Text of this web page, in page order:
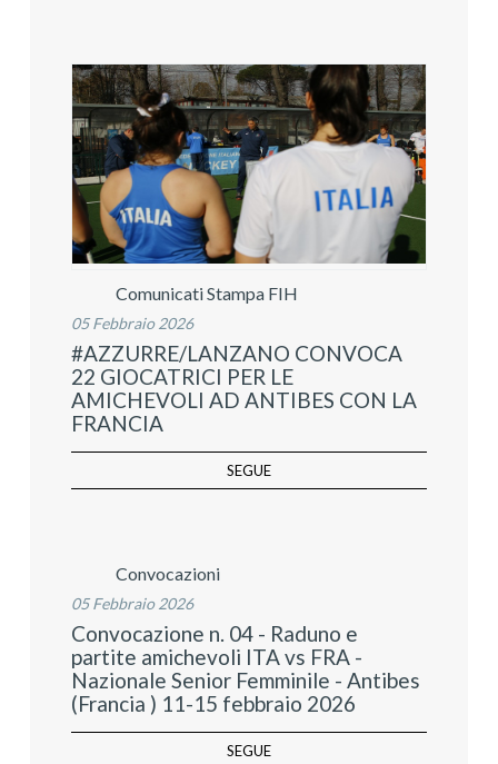
Comunicati Stampa FIH
05 Febbraio 2026
#AZZURRE/LANZANO CONVOCA
22 GIOCATRICI PER LE
AMICHEVOLI AD ANTIBES CON LA
FRANCIA
SEGUE
Convocazioni
05 Febbraio 2026
Convocazione n. 04 - Raduno e
partite amichevoli ITA vs FRA -
Nazionale Senior Femminile - Antibes
(Francia ) 11-15 febbraio 2026
SEGUE